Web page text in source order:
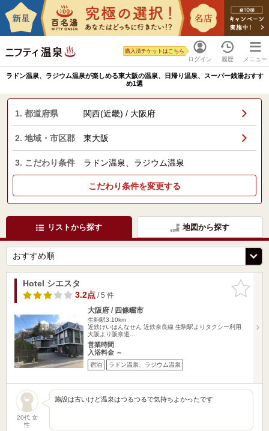
ログイン
購入済チケットはこちら
履歴 メニュー
ラドン温泉、ラジウム温泉が楽しめる東大阪の温泉、日帰り温泉、スーパー銭湯おすす
め1選
1. 都道府県 関西(近畿) / 大阪府
2. 地域・市区郡 東大阪
3. こだわり条件 ラドン温泉、ラジウム温泉
こだわり条件を変更する
リストから探す 地図から探す
お気に入
りに追加
Hotel シエスタ
3.2点/ 5 件
大阪府 / 四條畷市
生駒駅3.10km
近鉄けいはんなせん 近鉄奈良線 生駒駅よりタクシー利用
大阪より阪奈道…
営業時間
入浴料金 ～
宿泊 ラドン温泉、ラジウム温泉
20代 女
性
施設は古いけど温泉はつるつるで気持ちよかったです